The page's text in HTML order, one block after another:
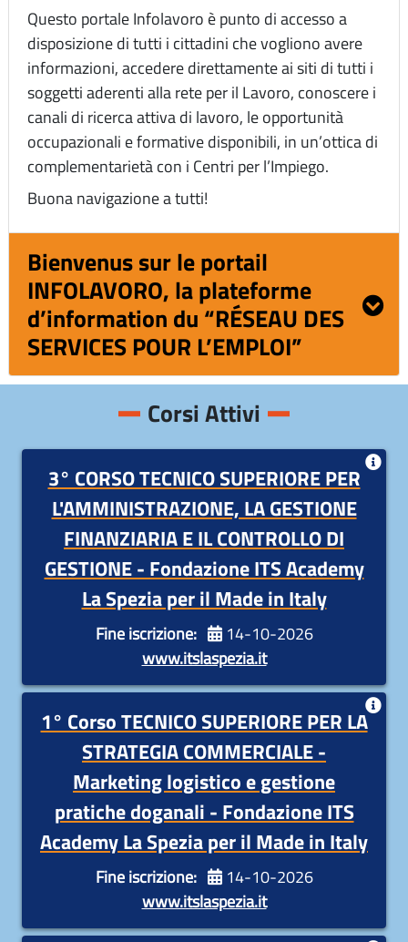
Questo portale Infolavoro è punto di accesso a
disposizione di tutti i cittadini che vogliono avere
informazioni, accedere direttamente ai siti di tutti i
soggetti aderenti alla rete per il Lavoro, conoscere i
canali di ricerca attiva di lavoro, le opportunità
occupazionali e formative disponibili, in un’ottica di
complementarietà con i Centri per l’Impiego.
Buona navigazione a tutti!
Bienvenus sur le portail
INFOLAVORO, la plateforme
d’information du “RÉSEAU DES
SERVICES POUR L’EMPLOI”
Corsi Attivi
3° CORSO TECNICO SUPERIORE PER
L'AMMINISTRAZIONE, LA GESTIONE
FINANZIARIA E IL CONTROLLO DI
GESTIONE - Fondazione ITS Academy
La Spezia per il Made in Italy
Fine iscrizione:
14-10-2026
www.itslaspezia.it
3° CORSO TECNICO SUPERIORE PER
L'AMMINISTRAZIONE, LA GESTIONE
FINANZIARIA E IL CONTROLLO DI GESTIONE
Fondazione ITS Academy La Spezia per il Made
in Italy
Durata:1200 ore di attività didattiche, teoriche e
di laboratorio e 800 ore di attività di stage in
1° Corso TECNICO SUPERIORE PER LA
STRATEGIA COMMERCIALE -
Marketing logistico e gestione
pratiche doganali - Fondazione ITS
Academy La Spezia per il Made in Italy
Fine iscrizione:
14-10-2026
www.itslaspezia.it
1° Corso TECNICO SUPERIORE PER LA
STRATEGIA COMMERCIALE - Marketing logistico
e gestione pratiche doganali
Fondazione ITS Academy La Spezia per il Made
in Italy
Durata:1200 ore di attività didattiche, teoriche e
di laboratorio e 800 ore di attività di stage in